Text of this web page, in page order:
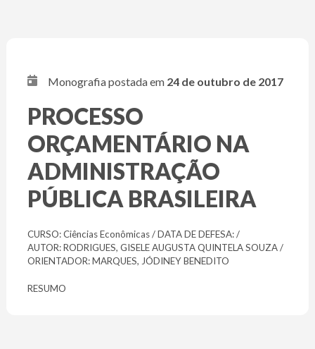
Monografia postada em 24 de outubro de 2017
PROCESSO
ORÇAMENTÁRIO NA
ADMINISTRAÇÃO
PÚBLICA BRASILEIRA
CURSO: Ciências Econômicas / DATA DE DEFESA: /
AUTOR: RODRIGUES, GISELE AUGUSTA QUINTELA SOUZA /
ORIENTADOR: MARQUES, JÓDINEY BENEDITO
RESUMO